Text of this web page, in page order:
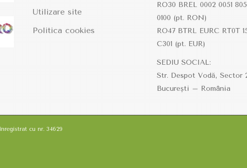
Utilizare site
Politica cookies
RO30 BREL 0002 0051
0100 (pt. RON)
RO47 BTRL EURC RT0T
C301(pt. EUR)
SEDIU SOCIAL:
Str. Despot Vodă, Sector
București – România
cu nr. 34629